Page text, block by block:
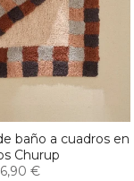
baño a cuadros en
Churup
€